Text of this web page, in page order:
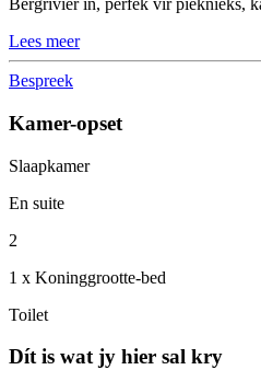
Bergrivier in, perfek vir pieknieks,
Lees meer
Bespreek
Kamer-opset
Slaapkamer
En suite
2
1 x Koninggrootte-bed
Toilet
Dít is wat jy hier sal kry